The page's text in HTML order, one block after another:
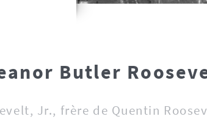
Butler
Jr., frère de Quentin